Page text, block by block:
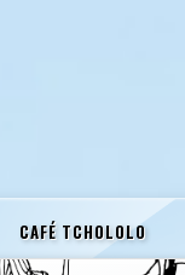
CAFÉ TCHOLOLO